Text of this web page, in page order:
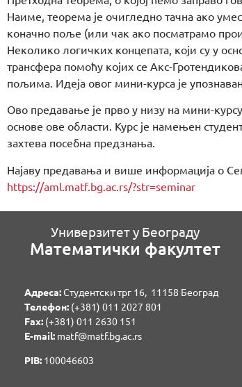
Наиме, теорема је очигледно тачна ако
коначно поље (или чак ако посматрамо
Неколико логичких концепата, који су у
трансфера помоћу којих се Акс-
пољима. Идеја овог мини-курса је
Ово предавање је прво у низу на мини-
основе ове области. Курс је намењен
захтева посебна предзнања.
Најаву предавања и више информација о
https://aml.matf.bg.ac.rs/?str=seminar
Универзитет у Београду
Математички факултет
Адреса:Студентски трг 16, 11158 Београд
Телефон: (+381) 011 2027 801
Fаx: (+381) 011 2630 151
E-mail: matf@matf.bg.ac.rs
PIB: 100046603